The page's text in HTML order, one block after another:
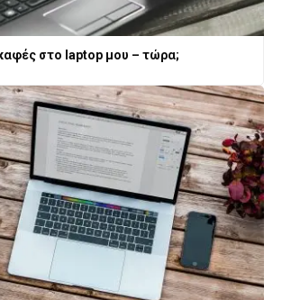
στο laptop μου – τώρα;